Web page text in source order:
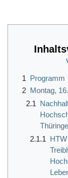
1 Programm
2 Montag,
2.1
2.1.1